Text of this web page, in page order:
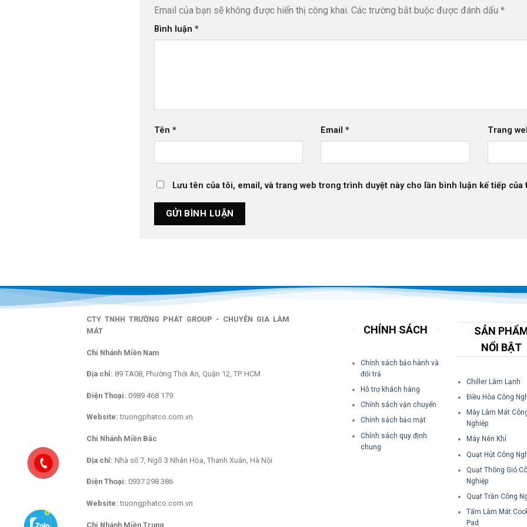
Email của bạn sẽ không được hiển thị công khai. Các trường bắt buộc được đánh dấu *
Bình luận *
Tên * Email* Trang
Lưu tên của tôi, email, và trang web trong trình duyệt này cho lần bình luận kế tiếp của
CTY TNHH TRƯỜNG PHÁT GROUP - CHUYÊN GIA LÀM
MÁT
Chi Nhánh Miền Nam
Địa chỉ: 89 TA08, Phường Thới An, Quận 12, TP. HCM
Điện Thoại: 0989 468 179
Website: truongphatco.com.vn
Chi Nhánh Miền Bắc
Địa chỉ: Nhà số 7, Ngõ 3 Nhân Hòa, Thanh Xuân, Hà Nội
Điện Thoại: 0937 298 386
Website: truongphatco.com.vn
Chi Nhánh Miền Trung
CHÍNH SÁCH
Chính sách bảo hành và
đổi trả
Hỗ trợ khách hàng
Chính sách vận chuyển
Chính sách bảo mật
Chính sách quy định
chung
SẢN
NỔI BẬT
Chiller Làm Lạnh
Điều Hòa Công
Máy Làm Mát
Nghiệp
Máy Nén Khí
Quạt Hút Công
Quạt Thông Gió
Nghiệp
Quạt Trần Công
Tấm Làm Mát
Pad